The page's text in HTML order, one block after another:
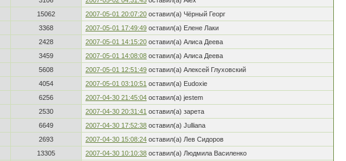
15062 2007-05-01 20:07:20 оставил(а) Чёрный Георг
3368 2007-05-01 17:49:49 оставил(а) Елене Лаки
2428 2007-05-01 14:15:20 оставил(а) Алиса Деева
3459 2007-05-01 14:08:08 оставил(а) Алиса Деева
5608 2007-05-01 12:51:49 оставил(а) Алексей Глуховский
4054 2007-05-01 03:10:51 оставил(а) Eudoxie
6256 2007-04-30 21:45:04 оставил(а) jestem
2530 2007-04-30 20:31:41 оставил(а) зарета
6649 2007-04-30 17:52:38 оставил(а) Julliana
2693 2007-04-30 15:08:24 оставил(а) Лев Сидоров
13305 2007-04-30 10:10:38 оставил(а) Людмила Василенко